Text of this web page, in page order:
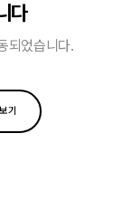
다
되었습니다.
기